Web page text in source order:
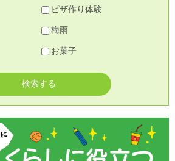
ピザ作り体験
梅雨
お菓子